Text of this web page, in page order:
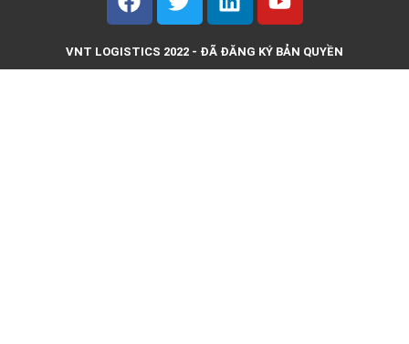
VNT LOGISTICS 2022 - ĐÃ ĐĂNG KÝ BẢN QUYỀN